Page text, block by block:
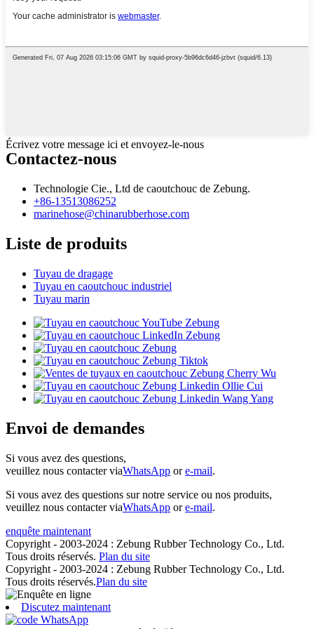
Écrivez votre message ici et envoyez-le-nous
Contactez-nous
Technologie Cie., Ltd de caoutchouc de Zebung.
+86-13513086252
marinehose@chinarubberhose.com
Liste de produits
Tuyau de dragage
Tuyau en caoutchouc industriel
Tuyau marin
Envoi de demandes
Si vous avez des questions,
veuillez nous contacter viaWhatsApp ore-mail.
Si vous avez des questions sur notre service ou nos produits,
veuillez nous contacter viaWhatsApp ore-mail.
enquête maintenant
Copyright - 2003-2024 : Zebung Rubber Technology Co., Ltd.
Tous droits réservés. Plan du site
Copyright - 2003-2024 : Zebung Rubber Technology Co., Ltd.
Tous droits réservés.Plan du site
Discutez maintenant